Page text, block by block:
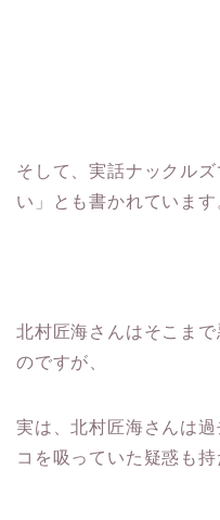
そして、実話ナックル
い」とも書かれています
北村匠海さんはそこま
のですが、
実は、北村匠海さんは
コを吸っていた疑惑も持